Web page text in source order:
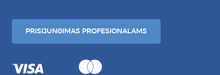
PRISIJUNGIMAS PROFESIONALAMS